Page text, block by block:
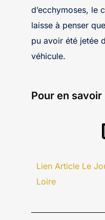
d’ecchymoses, le
laisse à penser
pu avoir été jetée
véhicule.
Pour en savoir
Lien Article Le
Loire